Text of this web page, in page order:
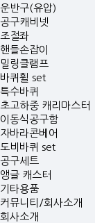
운반구(유압)
공구캐비넷
조절좌
핸들손잡이
밀링클램프
바퀴휠 set
특수바퀴
초고하중 캐리마스터
이동식공구함
자바라콘베어
도비바퀴 set
공구세트
앵글 캐스터
기타용품
커뮤니티/회사소개
회사소개